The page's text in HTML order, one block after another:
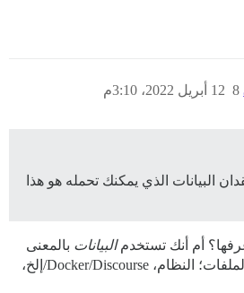
12 أبريل 2022، 3:10م 8
البيانات الذي يمكنك تحمله هو هذا
أم أنك تستخدمالبيانات بالمعنى
الأوسع بما في ذلك جميع الملفات؛ النظام، Docker/Discourse/إلخ،